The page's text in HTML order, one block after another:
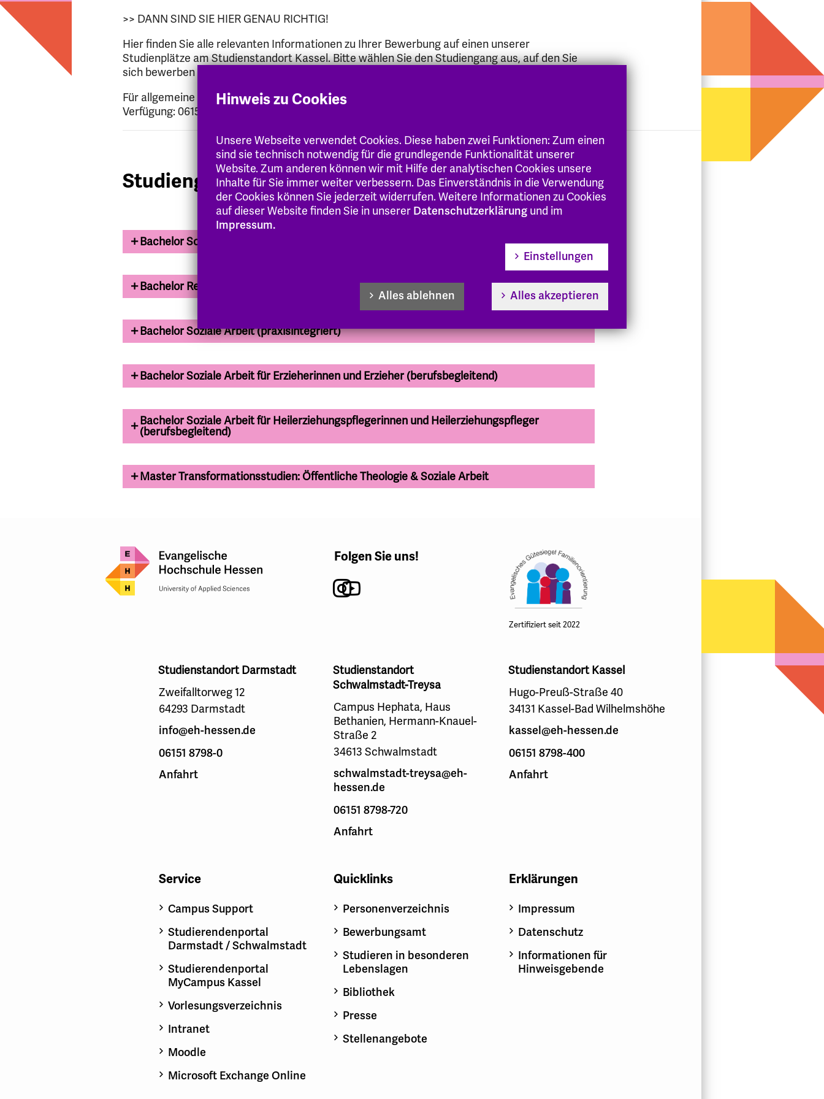
>> DANN SIND SIE HIER GENAU RICHTIG!
Hier finden Sie alle relevanten Informationen zu Ihrer Bewerbung auf einen unserer
Studienplätze am Studienstandort Kassel. Bitte wählen Sie den Studiengang aus, auf den Sie
sich bewerben möchten.
Für allgemeine Rückfragen steht Ihnen das Team des Studienbüros in Kassel zur telefonisch zur
Verfügung: 06151 8798-400
Studiengänge
Bachelor Soziale Arbeit (berufsbegleitend)
Bachelor Religions-, Gemeindepädagogik und Soziale Arbeit (Präsenzstudium)
Bachelor Soziale Arbeit (praxisintegriert)
Bachelor Soziale Arbeit für Erzieherinnen und Erzieher (berufsbegleitend)
Bachelor Soziale Arbeit für Heilerziehungspflegerinnen und Heilerziehungspfleger
(berufsbegleitend)
Master Transformationsstudien: Öffentliche Theologie & Soziale Arbeit
Folgen Sie uns!
Instagram
Youtube
Zertifiziert seit 2022
Studienstandort Darmstadt
Zweifalltorweg 12
64293 Darmstadt
info@eh-hessen.de
06151 8798-0
Anfahrt
Studienstandort
Schwalmstadt-Treysa
Campus Hephata, Haus
Bethanien, Hermann-Knauel-
Straße 2
34613 Schwalmstadt
schwalmstadt-treysa@eh-
hessen.de
06151 8798-720
Anfahrt
Studienstandort Kassel
Hugo-Preuß-Straße 40
34131 Kassel-Bad Wilhelmshöhe
kassel@eh-hessen.de
06151 8798-400
Anfahrt
Service
Campus Support
Studierendenportal
Darmstadt / Schwalmstadt
Studierendenportal
MyCampus Kassel
Vorlesungsverzeichnis
Intranet
Moodle
Microsoft Exchange Online
Quicklinks
Personenverzeichnis
Bewerbungsamt
Studieren in besonderen
Lebenslagen
Bibliothek
Presse
Stellenangebote
Erklärungen
Impressum
Datenschutz
Informationen für
Hinweisgebende
Hinweis zu Cookies
Unsere Webseite verwendet Cookies. Diese haben zwei Funktionen: Zum einen
sind sie technisch notwendig für die grundlegende Funktionalität unserer
Website. Zum anderen können wir mit Hilfe der analytischen Cookies unsere
Inhalte für Sie immer weiter verbessern. Das Einverständnis in die Verwendung
der Cookies können Sie jederzeit widerrufen. Weitere Informationen zu Cookies
auf dieser Website finden Sie in unserer Datenschutzerklärung und im
Impressum.
Einstellungen
Alles ablehnen Alles akzeptieren